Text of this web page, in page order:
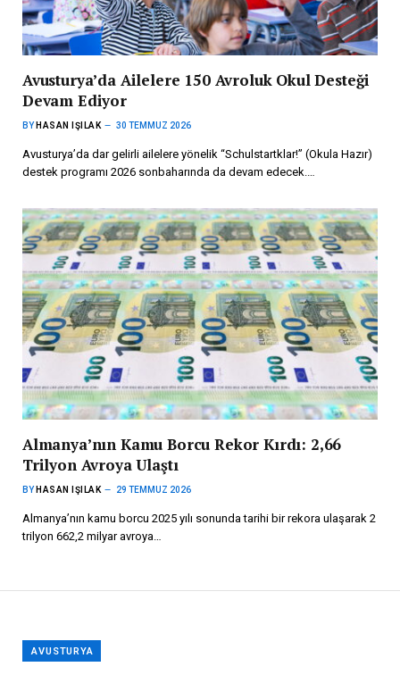
Avusturya’da Ailelere 150 Avroluk Okul Desteği
Devam Ediyor
BY HASAN IŞILAK 30 TEMMUZ 2026
Avusturya’da dar gelirli ailelere yönelik “Schulstartklar!” (Okula Hazır)
destek programı 2026 sonbaharında da devam edecek.…
Almanya’nın Kamu Borcu Rekor Kırdı: 2,66
Trilyon Avroya Ulaştı
BY HASAN IŞILAK 29 TEMMUZ 2026
Almanya’nın kamu borcu 2025 yılı sonunda tarihi bir rekora ulaşarak 2
trilyon 662,2 milyar avroya…
AVUSTURYA